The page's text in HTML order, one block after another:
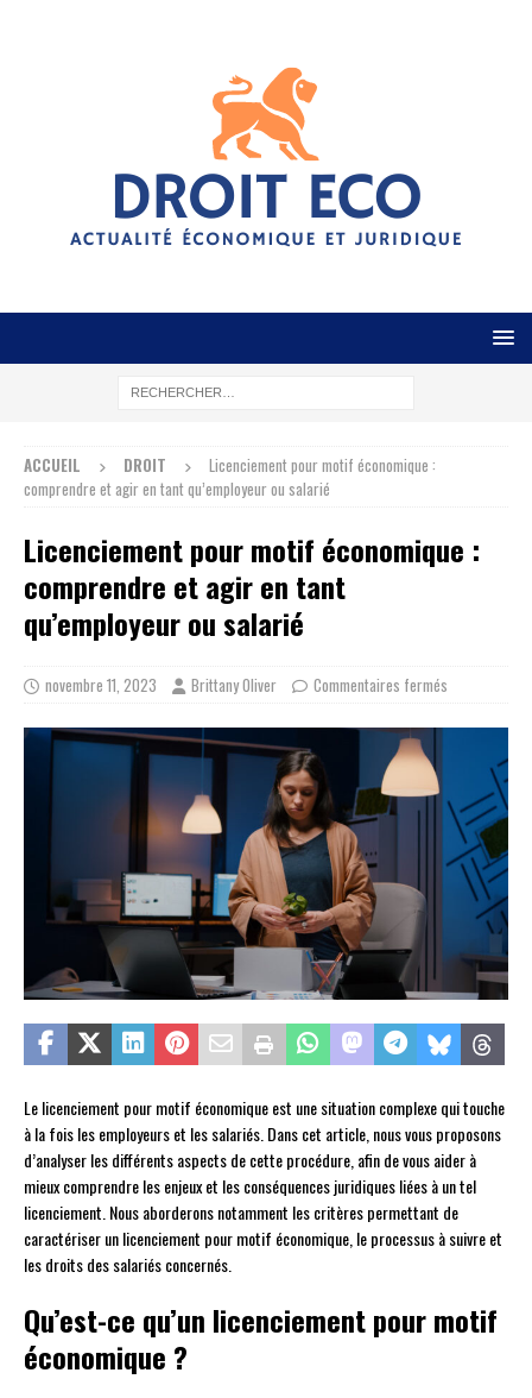
ACCUEIL DROIT
Licenciement pour motif économique :
comprendre et agir en tant qu’employeur ou salarié
Licenciement pour motif économique :
comprendre et agir en tant
qu’employeur ou salarié
novembre 11, 2023 Brittany Oliver Commentaires fermés
Le licenciement pour motif économique est une situation complexe qui touche
à la fois les employeurs et les salariés. Dans cet article, nous vous proposons
d’analyser les différents aspects de cette procédure, afin de vous aider à
mieux comprendre les enjeux et les conséquences juridiques liées à un tel
licenciement. Nous aborderons notamment les critères permettant de
caractériser un licenciement pour motif économique, le processus à suivre et
les droits des salariés concernés.
Qu’est-ce qu’un licenciement pour motif
économique ?